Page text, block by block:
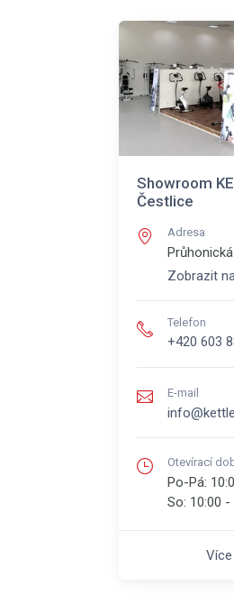
Showroom
Čestlice
Adresa
Zobrazit
Telefon
+420 603
E-mail
Otevírací
Po-Pá:
So: 10:00 -